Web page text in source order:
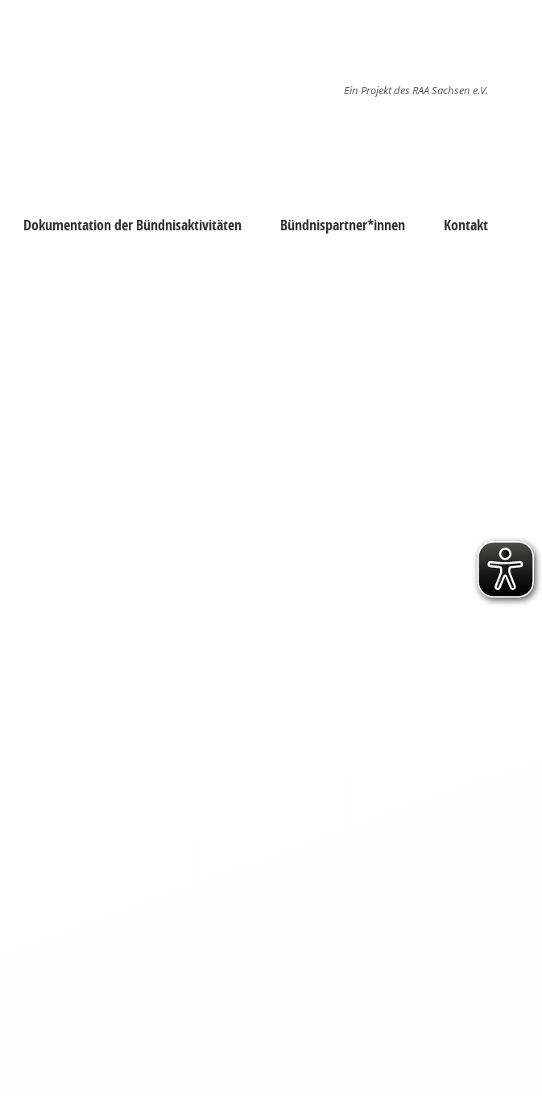
Dokumentation der Bündnisaktivitäten Bündnispartner*innen
Kontakt
Ein Projekt des RAA Sachsen e.V.